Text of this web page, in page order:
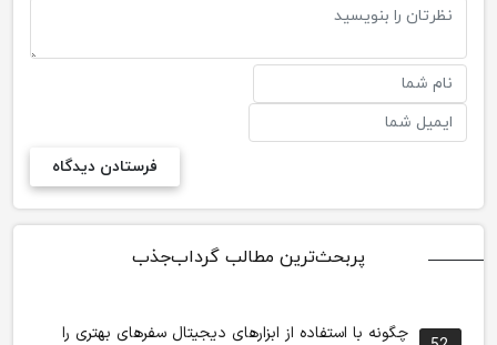
پربحث‌ترین مطالب گرداب‌جذب
چگونه با استفاده از ابزارهای دیجیتال سفرهای بهتری را